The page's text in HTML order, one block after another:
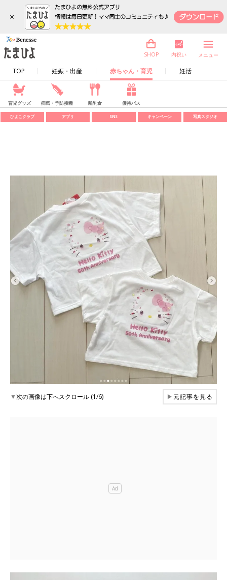
×
TOP 妊娠・出産 赤ちゃん・育児 妊活
SHOP 内祝い メニュー
育児グッズ 病気・予防接種 離乳食 優待パス
ひよこクラブ アプリ SNS キャンペーン 写真スタジオ
▼次の画像は下へスクロール (1/6) ▶元記事を見る